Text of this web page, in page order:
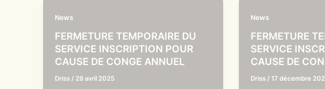
News
FERMETURE TEMPORAIRE DU
SERVICE INSCRIPTION POUR
CAUSE DE CONGE ANNUEL
Driss / 29 avril 2025
News
FERMETURE
SERVICE
CAUSE DE
Driss / 17 décembre